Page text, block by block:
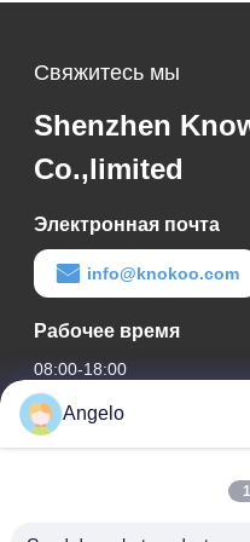
Свяжитесь мы
Shenzhen
Co.,limited
Электронная почта
info@knokoo.com
Рабочее время
08:00-18:00
Наш адрес
Комната 1508, здание
Angelo